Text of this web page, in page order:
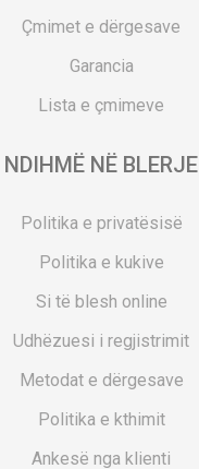
Çmimet e dërgesave
Garancia
Lista e çmimeve
NDIHMË NË BLERJE
Politika e privatësisë
Politika e kukive
Si të blesh online
Udhëzuesi i regjistrimit
Metodat e dërgesave
Politika e kthimit
Ankesë nga klienti